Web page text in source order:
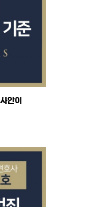
안이